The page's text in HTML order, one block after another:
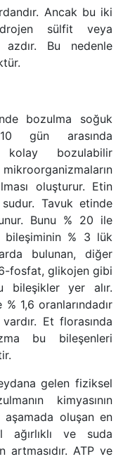
Ancak bu iki
sülfit veya
Bu nedenle
bozulma soğuk
gün arasında
bozulabilir
oluşturur. Etin
sudur. Tavuk etinde
Bunu % 20 ile
% 3 lük
bulunan, diğer
fosfat, glikojen gibi
bileşikler yer alır.
% 1,6 oranlarındadır
Et florasında
bu bileşenleri
gelen fiziksel
kimyasının
aşamada oluşan en
ve suda
artmasıdır. ATP ve